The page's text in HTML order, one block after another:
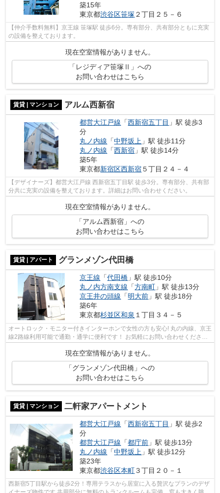
築15年
東京都渋谷区笹塚 ２丁目２５－６
【仲介手数料無料】京王線 笹塚駅 徒歩6分。専有部分、共有部分ともに充実
の設備を整えております。
現在空室情報がありません。
「レジディア笹塚Ⅱ」への
お問い合わせはこちら
賃貸 | マンション アルム西新宿
都営大江戸線 「西新宿五丁目 」駅 徒歩3
分
丸ノ内線 「中野坂上 」駅 徒歩11分
丸ノ内線 「西新宿 」駅 徒歩14分
築5年
東京都新宿区西新宿５丁目２４－４
【デザイナーズ】都営大江戸線 西新宿五丁目駅 徒歩3分。専有部分、共有部
分共に充実の設備を整えております。詳細はお問い合わせください。
現在空室情報がありません。
「アルム西新宿」への
お問い合わせはこちら
賃貸 | アパート グランメゾン代田橋
京王線 「代田橋 」駅 徒歩10分
丸ノ内方南支線 「方南町 」駅 徒歩13分
京王井の頭線 「明大前 」駅 徒歩18分
築6年
東京都杉並区和泉 １丁目３４－５
オートロック・モニター付きインターホンで女性の方も安心! 丸の内線、京王
線2路線利用可能で通勤・通学に便利です！ お気軽にお問い合わせくださ
現在空室情報がありません。
「グランメゾン代田橋」への
お問い合わせはこちら
賃貸 | マンション 二軒家アパートメント
都営大江戸線 「西新宿五丁目 」駅 徒歩2
分
都営大江戸線 「都庁前 」駅 徒歩13分
丸ノ内線 「中野坂上 」駅 徒歩12分
築23年
東京都渋谷区本町３丁目２０－１
西新宿5丁目駅から徒歩2分！専用テラスから居室に入る贅沢なプランのデザ